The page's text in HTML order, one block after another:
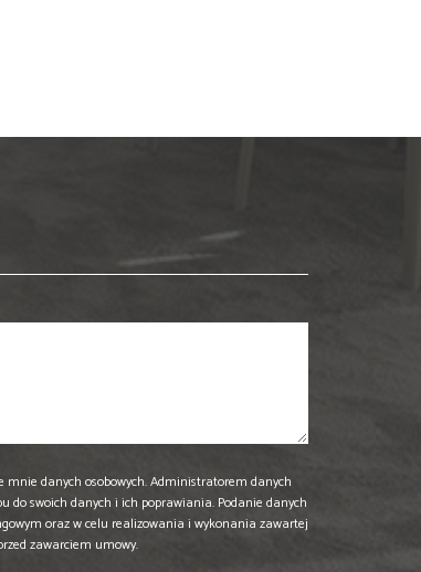
mnie danych osobowych. Administratorem danych
do swoich danych i ich poprawiania. Podanie danych
oraz w celu realizowania i wykonania zawartej
zawarciem umowy.